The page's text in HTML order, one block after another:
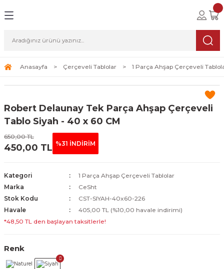
Tablolar
Tablolar
Sanat
Anasayfa Çerçeveli Tablolar 1 Parça Ahşap Çerçeveli
Robert Delaunay Tek Parça Ahşap Çerçeveli
Tablo Siyah - 40 x 60 CM
650,00 TL
450,00 TL %31 İNDİRİM
Kategori
1 Parça Ahşap Çerçeveli Tablolar
Marka
CeSht
Stok Kodu
CST-SIYAH-40x60-226
Havale
405,00 TL (%10,00 havale indirimi)
*48,50 TL den başlayan taksitlerle!
Renk